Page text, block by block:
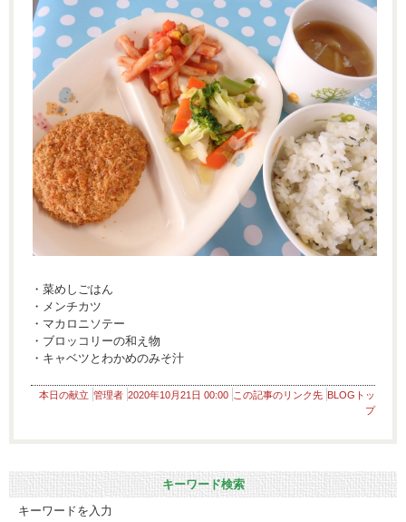
・菜めしごはん
・メンチカツ
・マカロニソテー
・ブロッコリーの和え物
・キャベツとわかめのみそ汁
本日の献立 管理者 2020年10月21日 00:00 この記事のリンク先 BLOGトッ
プ
キーワード検索
キーワードを入力